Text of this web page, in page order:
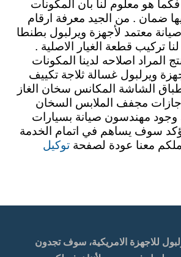
هو معلوم لنا بأن المكونات
ضمان . من الجيد معرفة ارقام
معتمد لأجهزة ويرلبول بطنطا
تركيب قطعة الغيار الاصلية .
المراد اصلاحه لدينا المكونات
ويرلبول غسالة ثلاجة تكييف
الشاشة المكانس سخان الغاز
مجفف الملابس السخان
وجود مهندسون صيانة بسيارات
مؤكد سوف يساهم في اتمام الخدمة
معنا عودة لصفحة توكيل
للاجهزة الامريكية، سوف تجدون